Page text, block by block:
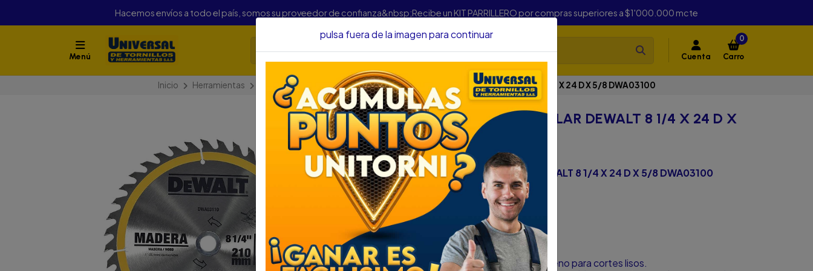
Hacemos envíos a todo el país, somos su proveedor de confianza&nbsp;Recibe un KIT PARRILLERO por compras superiores a $1'000.000 mcte
Menú Cuenta
0
Carro
Inicio Herramientas Herramienta Eléctrica Sierras DISCO SIERRA CIRCULAR DEWALT 8 1/4 X 24 D X 5/8 DWA03100
DISCO SIERRA CIRCULAR DEWALT 8 1/4 X 24 D X
5/8 DWA03100
DESCRIPCIÓN
DISCO SIERRA CIRCULAR DEWALT 8 1/4 X 24 D X 5/8 DWA03100
SKU....57230251
DESCRIPCIÓN...
Características
- Para madera 1 Pulg (25,4mm).
- Dientes de carburo de tungsteno para cortes lisos.
pulsa fuera de la imagen para continuar